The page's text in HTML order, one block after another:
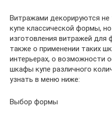
Витражами декорируются
купе классической формы,
изготовления витражей для
также о применении таких
интерьерах, о возможности
шкафы купе различного
узнать в меню ниже:
Выбор формы